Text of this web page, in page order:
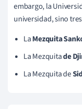
embargo, la
universidad, sino
LaMezquita
La Mezquitade
La Mezquita de